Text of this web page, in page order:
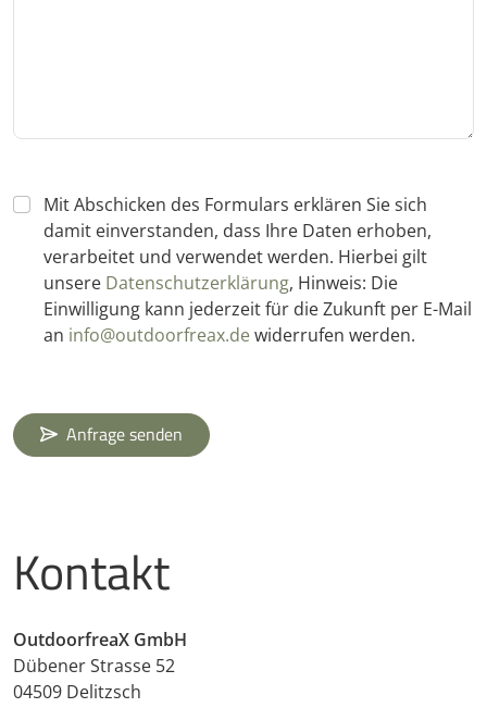
Mit Abschicken des Formulars erklären Sie sich
damit einverstanden, dass Ihre Daten erhoben,
verarbeitet und verwendet werden. Hierbei gilt
unsere Datenschutzerklärung, Hinweis: Die
Einwilligung kann jederzeit für die Zukunft per E-Mail
an info@outdoorfreax.dewiderrufen werden.
Anfrage senden
Kontakt
OutdoorfreaX GmbH
Dübener Strasse 52
04509 Delitzsch